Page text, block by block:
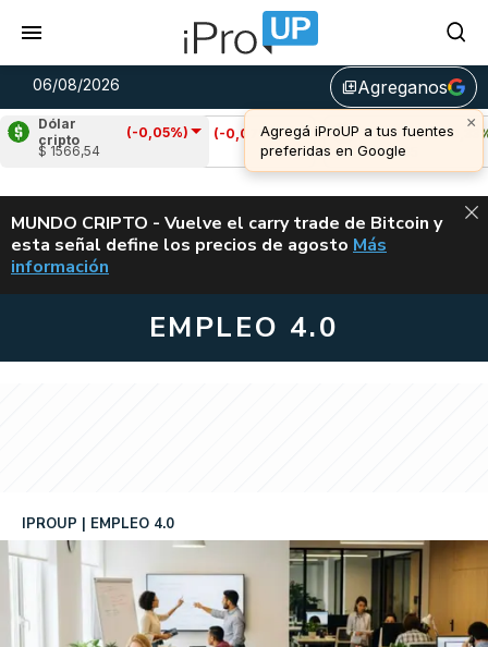
06/08/2026 library_addAgreganos
Dólar
cripto
(-0,05%)
$ 1566,54
Cardano (-0,07%)
Avalanche (0,33%)
u$s 6,65
ALERTA
MUNDO CRIPTO - Vuelve el carry trade de Bitcoin y
esta señal define los precios de agosto VUELVE EL
Más
información
EMPLEO 4.0
IPROUP EMPLEO 4.0